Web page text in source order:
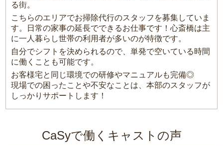
る街。
こちらのエリアでお掃除代行のスタッフを募集していま
す。日常の家事の延長でできるお仕事です！心斎橋は主
に一人暮らし世帯の利用者が多いのが特徴です。
自分でシフトを決められるので、単発で空いている時間
に働くことも可能です。
お客様宅と同じ環境での研修やマニュアルも完備◎
現場での困ったことや不安なことは、本部のスタッフが
しっかりサポートします！
CaSyで働くキャストの声